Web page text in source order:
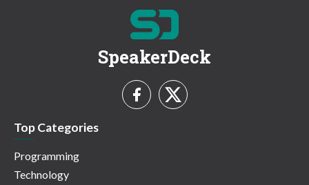
SpeakerDeck
Top Categories
Programming
Technology